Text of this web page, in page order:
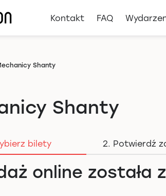
Kontakt FAQ
Shanty
Shanty
bilety 2. Potwierdź
online została